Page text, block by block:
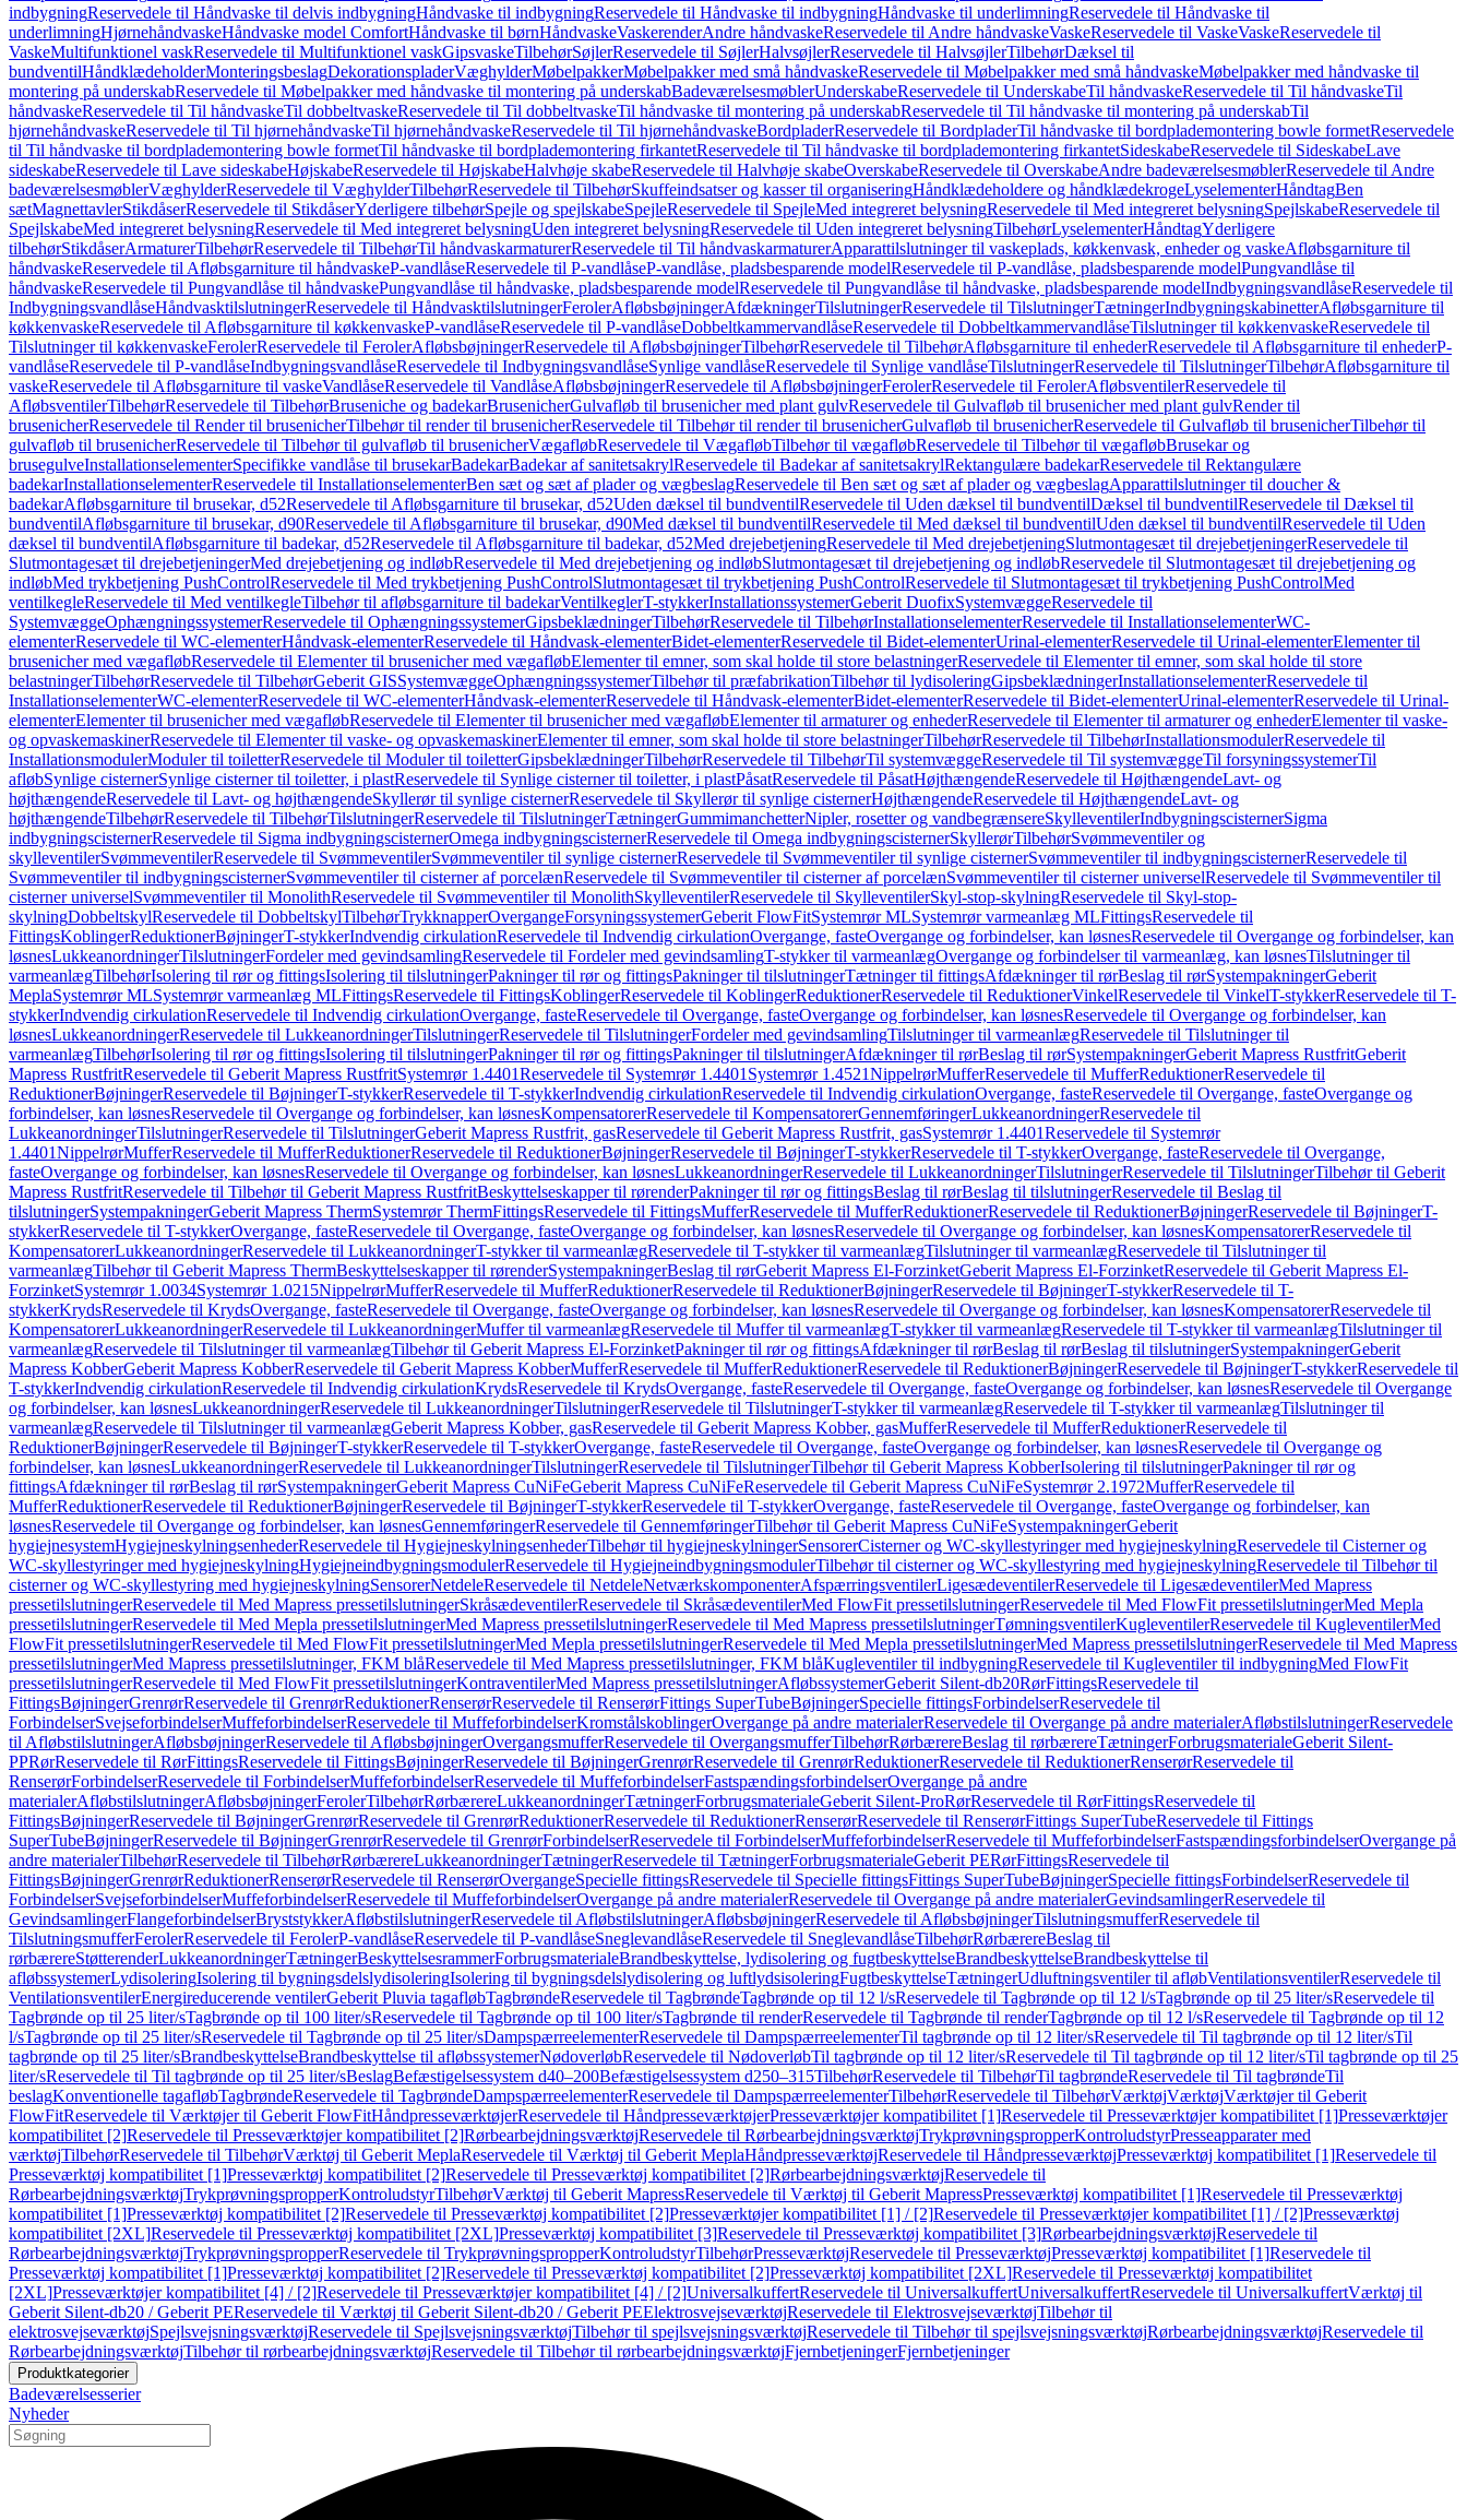
indbygningReservedele til Håndvaske til delvis indbygningHåndvaske til indbygningReservedele til Håndvaske til indbygningHåndvaske til underlimningReservedele til Håndvaske til
underlimningHjørnehåndvaskeHåndvaske model ComfortHåndvaske til børnHåndvaskeVaskerenderAndre håndvaskeReservedele til Andre håndvaskeVaskeReservedele til VaskeVaskeReservedele til
VaskeMultifunktionel vaskReservedele til Multifunktionel vaskGipsvaskeTilbehørSøjlerReservedele til SøjlerHalvsøjlerReservedele til HalvsøjlerTilbehørDæksel til
bundventilHåndklædeholderMonteringsbeslagDekorationspladerVæghylderMøbelpakkerMøbelpakker med små håndvaskeReservedele til Møbelpakker med små håndvaskeMøbelpakker med håndvaske til
montering på underskabReservedele til Møbelpakker med håndvaske til montering på underskabBadeværelsesmøblerUnderskabeReservedele til UnderskabeTil håndvaskeReservedele til Til håndvaskeTil
håndvaskeReservedele til Til håndvaskeTil dobbeltvaskeReservedele til Til dobbeltvaskeTil håndvaske til montering på underskabReservedele til Til håndvaske til montering på underskabTil
hjørnehåndvaskeReservedele til Til hjørnehåndvaskeTil hjørnehåndvaskeReservedele til Til hjørnehåndvaskeBordpladerReservedele til BordpladerTil håndvaske til bordplademontering bowle formetReservedele
til Til håndvaske til bordplademontering bowle formetTil håndvaske til bordplademontering firkantetReservedele til Til håndvaske til bordplademontering firkantetSideskabeReservedele til SideskabeLave
sideskabeReservedele til Lave sideskabeHøjskabeReservedele til HøjskabeHalvhøje skabeReservedele til Halvhøje skabeOverskabeReservedele til OverskabeAndre badeværelsesmøblerReservedele til Andre
badeværelsesmøblerVæghylderReservedele til VæghylderTilbehørReservedele til TilbehørSkuffeindsatser og kasser til organiseringHåndklædeholdere og håndklædekrogeLyselementerHåndtagBen
sætMagnettavlerStikdåserReservedele til StikdåserYderligere tilbehørSpejle og spejlskabeSpejleReservedele til SpejleMed integreret belysningReservedele til Med integreret belysningSpejlskabeReservedele til
SpejlskabeMed integreret belysningReservedele til Med integreret belysningUden integreret belysningReservedele til Uden integreret belysningTilbehørLyselementerHåndtagYderligere
tilbehørStikdåserArmaturerTilbehørReservedele til TilbehørTil håndvaskarmaturerReservedele til Til håndvaskarmaturerApparattilslutninger til vaskeplads, køkkenvask, enheder og vaskeAfløbsgarniture til
håndvaskeReservedele til Afløbsgarniture til håndvaskeP-vandlåseReservedele til P-vandlåseP-vandlåse, pladsbesparende modelReservedele til P-vandlåse, pladsbesparende modelPungvandlåse til
håndvaskeReservedele til Pungvandlåse til håndvaskePungvandlåse til håndvaske, pladsbesparende modelReservedele til Pungvandlåse til håndvaske, pladsbesparende modelIndbygningsvandlåseReservedele til
IndbygningsvandlåseHåndvasktilslutningerReservedele til HåndvasktilslutningerFerolerAfløbsbøjningerAfdækningerTilslutningerReservedele til TilslutningerTætningerIndbygningskabinetterAfløbsgarniture til
køkkenvaskeReservedele til Afløbsgarniture til køkkenvaskeP-vandlåseReservedele til P-vandlåseDobbeltkammervandlåseReservedele til DobbeltkammervandlåseTilslutninger til køkkenvaskeReservedele til
Tilslutninger til køkkenvaskeFerolerReservedele til FerolerAfløbsbøjningerReservedele til AfløbsbøjningerTilbehørReservedele til TilbehørAfløbsgarniture til enhederReservedele til Afløbsgarniture til enhederP-
vandlåseReservedele til P-vandlåseIndbygningsvandlåseReservedele til IndbygningsvandlåseSynlige vandlåseReservedele til Synlige vandlåseTilslutningerReservedele til TilslutningerTilbehørAfløbsgarniture til
vaskeReservedele til Afløbsgarniture til vaskeVandlåseReservedele til VandlåseAfløbsbøjningerReservedele til AfløbsbøjningerFerolerReservedele til FerolerAfløbsventilerReservedele til
AfløbsventilerTilbehørReservedele til TilbehørBruseniche og badekarBrusenicherGulvafløb til brusenicher med plant gulvReservedele til Gulvafløb til brusenicher med plant gulvRender til
brusenicherReservedele til Render til brusenicherTilbehør til render til brusenicherReservedele til Tilbehør til render til brusenicherGulvafløb til brusenicherReservedele til Gulvafløb til brusenicherTilbehør til
gulvafløb til brusenicherReservedele til Tilbehør til gulvafløb til brusenicherVægafløbReservedele til VægafløbTilbehør til vægafløbReservedele til Tilbehør til vægafløbBrusekar og
brusegulveInstallationselementerSpecifikke vandlåse til brusekarBadekarBadekar af sanitetsakrylReservedele til Badekar af sanitetsakrylRektangulære badekarReservedele til Rektangulære
badekarInstallationselementerReservedele til InstallationselementerBen sæt og sæt af plader og vægbeslagReservedele til Ben sæt og sæt af plader og vægbeslagApparattilslutninger til doucher &
badekarAfløbsgarniture til brusekar, d52Reservedele til Afløbsgarniture til brusekar, d52Uden dæksel til bundventilReservedele til Uden dæksel til bundventilDæksel til bundventilReservedele til Dæksel til
bundventilAfløbsgarniture til brusekar, d90Reservedele til Afløbsgarniture til brusekar, d90Med dæksel til bundventilReservedele til Med dæksel til bundventilUden dæksel til bundventilReservedele til Uden
dæksel til bundventilAfløbsgarniture til badekar, d52Reservedele til Afløbsgarniture til badekar, d52Med drejebetjeningReservedele til Med drejebetjeningSlutmontagesæt til drejebetjeningerReservedele til
Slutmontagesæt til drejebetjeningerMed drejebetjening og indløbReservedele til Med drejebetjening og indløbSlutmontagesæt til drejebetjening og indløbReservedele til Slutmontagesæt til drejebetjening og
indløbMed trykbetjening PushControlReservedele til Med trykbetjening PushControlSlutmontagesæt til trykbetjening PushControlReservedele til Slutmontagesæt til trykbetjening PushControlMed
ventilkegleReservedele til Med ventilkegleTilbehør til afløbsgarniture til badekarVentilkeglerT-stykkerInstallationssystemerGeberit DuofixSystemvæggeReservedele til
SystemvæggeOphængningssystemerReservedele til OphængningssystemerGipsbeklædningerTilbehørReservedele til TilbehørInstallationselementerReservedele til InstallationselementerWC-
elementerReservedele til WC-elementerHåndvask-elementerReservedele til Håndvask-elementerBidet-elementerReservedele til Bidet-elementerUrinal-elementerReservedele til Urinal-elementerElementer til
brusenicher med vægafløbReservedele til Elementer til brusenicher med vægafløbElementer til emner, som skal holde til store belastningerReservedele til Elementer til emner, som skal holde til store
belastningerTilbehørReservedele til TilbehørGeberit GISSystemvæggeOphængningssystemerTilbehør til præfabrikationTilbehør til lydisoleringGipsbeklædningerInstallationselementerReservedele til
InstallationselementerWC-elementerReservedele til WC-elementerHåndvask-elementerReservedele til Håndvask-elementerBidet-elementerReservedele til Bidet-elementerUrinal-elementerReservedele til Urinal-
elementerElementer til brusenicher med vægafløbReservedele til Elementer til brusenicher med vægafløbElementer til armaturer og enhederReservedele til Elementer til armaturer og enhederElementer til vaske-
og opvaskemaskinerReservedele til Elementer til vaske- og opvaskemaskinerElementer til emner, som skal holde til store belastningerTilbehørReservedele til TilbehørInstallationsmodulerReservedele til
InstallationsmodulerModuler til toiletterReservedele til Moduler til toiletterGipsbeklædningerTilbehørReservedele til TilbehørTil systemvæggeReservedele til Til systemvæggeTil forsyningssystemerTil
afløbSynlige cisternerSynlige cisterner til toiletter, i plastReservedele til Synlige cisterner til toiletter, i plastPåsatReservedele til PåsatHøjthængendeReservedele til HøjthængendeLavt- og
højthængendeReservedele til Lavt- og højthængendeSkyllerør til synlige cisternerReservedele til Skyllerør til synlige cisternerHøjthængendeReservedele til HøjthængendeLavt- og
højthængendeTilbehørReservedele til TilbehørTilslutningerReservedele til TilslutningerTætningerGummimanchetterNipler, rosetter og vandbegrænsereSkylleventilerIndbygningscisternerSigma
indbygningscisternerReservedele til Sigma indbygningscisternerOmega indbygningscisternerReservedele til Omega indbygningscisternerSkyllerørTilbehørSvømmeventiler og
skylleventilerSvømmeventilerReservedele til SvømmeventilerSvømmeventiler til synlige cisternerReservedele til Svømmeventiler til synlige cisternerSvømmeventiler til indbygningscisternerReservedele til
Svømmeventiler til indbygningscisternerSvømmeventiler til cisterner af porcelænReservedele til Svømmeventiler til cisterner af porcelænSvømmeventiler til cisterner universelReservedele til Svømmeventiler til
cisterner universelSvømmeventiler til MonolithReservedele til Svømmeventiler til MonolithSkylleventilerReservedele til SkylleventilerSkyl-stop-skylningReservedele til Skyl-stop-
skylningDobbeltskylReservedele til DobbeltskylTilbehørTrykknapperOvergangeForsyningssystemerGeberit FlowFitSystemrør MLSystemrør varmeanlæg MLFittingsReservedele til
FittingsKoblingerReduktionerBøjningerT-stykkerIndvendig cirkulationReservedele til Indvendig cirkulationOvergange, fasteOvergange og forbindelser, kan løsnesReservedele til Overgange og forbindelser, kan
løsnesLukkeanordningerTilslutningerFordeler med gevindsamlingReservedele til Fordeler med gevindsamlingT-stykker til varmeanlægOvergange og forbindelser til varmeanlæg, kan løsnesTilslutninger til
varmeanlægTilbehørIsolering til rør og fittingsIsolering til tilslutningerPakninger til rør og fittingsPakninger til tilslutningerTætninger til fittingsAfdækninger til rørBeslag til rørSystempakningerGeberit
MeplaSystemrør MLSystemrør varmeanlæg MLFittingsReservedele til FittingsKoblingerReservedele til KoblingerReduktionerReservedele til ReduktionerVinkelReservedele til VinkelT-stykkerReservedele til T-
stykkerIndvendig cirkulationReservedele til Indvendig cirkulationOvergange, fasteReservedele til Overgange, fasteOvergange og forbindelser, kan løsnesReservedele til Overgange og forbindelser, kan
løsnesLukkeanordningerReservedele til LukkeanordningerTilslutningerReservedele til TilslutningerFordeler med gevindsamlingTilslutninger til varmeanlægReservedele til Tilslutninger til
varmeanlægTilbehørIsolering til rør og fittingsIsolering til tilslutningerPakninger til rør og fittingsPakninger til tilslutningerAfdækninger til rørBeslag til rørSystempakningerGeberit Mapress RustfritGeberit
Mapress RustfritReservedele til Geberit Mapress RustfritSystemrør 1.4401Reservedele til Systemrør 1.4401 Systemrør 1.4521NippelrørMufferReservedele til MufferReduktionerReservedele til
ReduktionerBøjningerReservedele til BøjningerT-stykkerReservedele til T-stykkerIndvendig cirkulationReservedele til Indvendig cirkulationOvergange, fasteReservedele til Overgange, fasteOvergange og
forbindelser, kan løsnesReservedele til Overgange og forbindelser, kan løsnesKompensatorerReservedele til KompensatorerGennemføringerLukkeanordningerReservedele til
LukkeanordningerTilslutningerReservedele til TilslutningerGeberit Mapress Rustfrit, gasReservedele til Geberit Mapress Rustfrit, gasSystemrør 1.4401Reservedele til Systemrør
1.4401NippelrørMufferReservedele til MufferReduktionerReservedele til ReduktionerBøjningerReservedele til BøjningerT-stykkerReservedele til T-stykkerOvergange, fasteReservedele til Overgange,
fasteOvergange og forbindelser, kan løsnesReservedele til Overgange og forbindelser, kan løsnesLukkeanordningerReservedele til LukkeanordningerTilslutningerReservedele til TilslutningerTilbehør til Geberit
Mapress RustfritReservedele til Tilbehør til Geberit Mapress RustfritBeskyttelseskapper til rørenderPakninger til rør og fittingsBeslag til rørBeslag til tilslutningerReservedele til Beslag til
tilslutningerSystempakningerGeberit Mapress ThermSystemrør ThermFittingsReservedele til FittingsMufferReservedele til MufferReduktionerReservedele til ReduktionerBøjningerReservedele til BøjningerT-
stykkerReservedele til T-stykkerOvergange, fasteReservedele til Overgange, fasteOvergange og forbindelser, kan løsnesReservedele til Overgange og forbindelser, kan løsnesKompensatorerReservedele til
KompensatorerLukkeanordningerReservedele til LukkeanordningerT-stykker til varmeanlægReservedele til T-stykker til varmeanlægTilslutninger til varmeanlægReservedele til Tilslutninger til
varmeanlægTilbehør til Geberit Mapress ThermBeskyttelseskapper til rørenderSystempakningerBeslag til rørGeberit Mapress El-ForzinketGeberit Mapress El-ForzinketReservedele til Geberit Mapress El-
ForzinketSystemrør 1.0034Systemrør 1.0215NippelrørMufferReservedele til MufferReduktionerReservedele til ReduktionerBøjningerReservedele til BøjningerT-stykkerReservedele til T-
stykkerKrydsReservedele til KrydsOvergange, fasteReservedele til Overgange, fasteOvergange og forbindelser, kan løsnesReservedele til Overgange og forbindelser, kan løsnesKompensatorerReservedele til
KompensatorerLukkeanordningerReservedele til LukkeanordningerMuffer til varmeanlægReservedele til Muffer til varmeanlægT-stykker til varmeanlægReservedele til T-stykker til varmeanlægTilslutninger til
varmeanlægReservedele til Tilslutninger til varmeanlægTilbehør til Geberit Mapress El-ForzinketPakninger til rør og fittingsAfdækninger til rørBeslag til rørBeslag til tilslutningerSystempakningerGeberit
Mapress KobberGeberit Mapress KobberReservedele til Geberit Mapress KobberMufferReservedele til MufferReduktionerReservedele til ReduktionerBøjningerReservedele til BøjningerT-stykkerReservedele til
T-stykkerIndvendig cirkulationReservedele til Indvendig cirkulationKrydsReservedele til KrydsOvergange, fasteReservedele til Overgange, fasteOvergange og forbindelser, kan løsnesReservedele til Overgange
og forbindelser, kan løsnesLukkeanordningerReservedele til LukkeanordningerTilslutningerReservedele til TilslutningerT-stykker til varmeanlægReservedele til T-stykker til varmeanlægTilslutninger til
varmeanlægReservedele til Tilslutninger til varmeanlægGeberit Mapress Kobber, gasReservedele til Geberit Mapress Kobber, gasMufferReservedele til MufferReduktionerReservedele til
ReduktionerBøjningerReservedele til BøjningerT-stykkerReservedele til T-stykkerOvergange, fasteReservedele til Overgange, fasteOvergange og forbindelser, kan løsnesReservedele til Overgange og
forbindelser, kan løsnesLukkeanordningerReservedele til LukkeanordningerTilslutningerReservedele til TilslutningerTilbehør til Geberit Mapress KobberIsolering til tilslutningerPakninger til rør og
fittingsAfdækninger til rørBeslag til rørSystempakningerGeberit Mapress CuNiFeGeberit Mapress CuNiFeReservedele til Geberit Mapress CuNiFeSystemrør 2.1972MufferReservedele til
MufferReduktionerReservedele til ReduktionerBøjningerReservedele til BøjningerT-stykkerReservedele til T-stykkerOvergange, fasteReservedele til Overgange, fasteOvergange og forbindelser, kan
løsnesReservedele til Overgange og forbindelser, kan løsnesGennemføringerReservedele til GennemføringerTilbehør til Geberit Mapress CuNiFeSystempakningerGeberit
hygiejnesystemHygiejneskylningsenhederReservedele til HygiejneskylningsenhederTilbehør til hygiejneskylningerSensorerCisterner og WC-skyllestyringer med hygiejneskylningReservedele til Cisterner og
WC-skyllestyringer med hygiejneskylningHygiejneindbygningsmodulerReservedele til HygiejneindbygningsmodulerTilbehør til cisterner og WC-skyllestyring med hygiejneskylningReservedele til Tilbehør til
cisterner og WC-skyllestyring med hygiejneskylningSensorerNetdeleReservedele til NetdeleNetværkskomponenterAfspærringsventilerLigesædeventilerReservedele til LigesædeventilerMed Mapress
pressetilslutningerReservedele til Med Mapress pressetilslutningerSkråsædeventilerReservedele til SkråsædeventilerMed FlowFit pressetilslutningerReservedele til Med FlowFit pressetilslutningerMed Mepla
pressetilslutningerReservedele til Med Mepla pressetilslutningerMed Mapress pressetilslutningerReservedele til Med Mapress pressetilslutningerTømningsventilerKugleventilerReservedele til KugleventilerMed
FlowFit pressetilslutningerReservedele til Med FlowFit pressetilslutningerMed Mepla pressetilslutningerReservedele til Med Mepla pressetilslutningerMed Mapress pressetilslutningerReservedele til Med Mapress
pressetilslutningerMed Mapress pressetilslutninger, FKM blåReservedele til Med Mapress pressetilslutninger, FKM blåKugleventiler til indbygningReservedele til Kugleventiler til indbygningMed FlowFit
pressetilslutningerReservedele til Med FlowFit pressetilslutningerKontraventilerMed Mapress pressetilslutningerAfløbssystemerGeberit Silent-db20RørFittingsReservedele til
FittingsBøjningerGrenrørReservedele til GrenrørReduktionerRenserørReservedele til RenserørFittings SuperTubeBøjningerSpecielle fittingsForbindelserReservedele til
ForbindelserSvejseforbindelserMuffeforbindelserReservedele til MuffeforbindelserKromstålskoblingerOvergange på andre materialerReservedele til Overgange på andre materialerAfløbstilslutningerReservedele
til AfløbstilslutningerAfløbsbøjningerReservedele til AfløbsbøjningerOvergangsmufferReservedele til OvergangsmufferTilbehørRørbærereBeslag til rørbærereTætningerForbrugsmaterialeGeberit Silent-
PPRørReservedele til RørFittingsReservedele til FittingsBøjningerReservedele til BøjningerGrenrørReservedele til GrenrørReduktionerReservedele til ReduktionerRenserørReservedele til
RenserørForbindelserReservedele til ForbindelserMuffeforbindelserReservedele til MuffeforbindelserFastspændingsforbindelserOvergange på andre
materialerAfløbstilslutningerAfløbsbøjningerFerolerTilbehørRørbærereLukkeanordningerTætningerForbrugsmaterialeGeberit Silent-ProRørReservedele til RørFittingsReservedele til
FittingsBøjningerReservedele til BøjningerGrenrørReservedele til GrenrørReduktionerReservedele til ReduktionerRenserørReservedele til RenserørFittings SuperTubeReservedele til Fittings
SuperTubeBøjningerReservedele til BøjningerGrenrørReservedele til GrenrørForbindelserReservedele til ForbindelserMuffeforbindelserReservedele til MuffeforbindelserFastspændingsforbindelserOvergange på
andre materialerTilbehørReservedele til TilbehørRørbærereLukkeanordningerTætningerReservedele til TætningerForbrugsmaterialeGeberit PERørFittingsReservedele til
FittingsBøjningerGrenrørReduktionerRenserørReservedele til RenserørOvergangeSpecielle fittingsReservedele til Specielle fittingsFittings SuperTubeBøjningerSpecielle fittingsForbindelserReservedele til
ForbindelserSvejseforbindelserMuffeforbindelserReservedele til MuffeforbindelserOvergange på andre materialerReservedele til Overgange på andre materialerGevindsamlingerReservedele til
GevindsamlingerFlangeforbindelserBryststykkerAfløbstilslutningerReservedele til AfløbstilslutningerAfløbsbøjningerReservedele til AfløbsbøjningerTilslutningsmufferReservedele til
TilslutningsmufferFerolerReservedele til FerolerP-vandlåseReservedele til P-vandlåseSneglevandlåseReservedele til SneglevandlåseTilbehørRørbærereBeslag til
rørbærereStøtterenderLukkeanordningerTætningerBeskyttelsesrammerForbrugsmaterialeBrandbeskyttelse, lydisolering og fugtbeskyttelseBrandbeskyttelseBrandbeskyttelse til
afløbssystemerLydisoleringIsolering til bygningsdelslydisoleringIsolering til bygningsdelslydisolering og luftlydsisoleringFugtbeskyttelseTætningerUdluftningsventiler til afløbVentilationsventilerReservedele til
VentilationsventilerEnergireducerende ventilerGeberit Pluvia tagafløbTagbrøndeReservedele til TagbrøndeTagbrønde op til 12 l/sReservedele til Tagbrønde op til 12 l/sTagbrønde op til 25 liter/sReservedele til
Tagbrønde op til 25 liter/sTagbrønde op til 100 liter/sReservedele til Tagbrønde op til 100 liter/sTagbrønde til renderReservedele til Tagbrønde til renderTagbrønde op til 12 l/sReservedele til Tagbrønde op til 12
l/sTagbrønde op til 25 liter/sReservedele til Tagbrønde op til 25 liter/sDampspærreelementerReservedele til DampspærreelementerTil tagbrønde op til 12 liter/sReservedele til Til tagbrønde op til 12 liter/sTil
tagbrønde op til 25 liter/sBrandbeskyttelseBrandbeskyttelse til afløbssystemerNødoverløbReservedele til NødoverløbTil tagbrønde op til 12 liter/sReservedele til Til tagbrønde op til 12 liter/sTil tagbrønde op til 25
liter/sReservedele til Til tagbrønde op til 25 liter/sBeslagBefæstigelsessystem d40–200Befæstigelsessystem d250–315TilbehørReservedele til TilbehørTil tagbrøndeReservedele til Til tagbrøndeTil
beslagKonventionelle tagafløbTagbrøndeReservedele til TagbrøndeDampspærreelementerReservedele til DampspærreelementerTilbehørReservedele til TilbehørVærktøjVærktøjVærktøjer til Geberit
FlowFitReservedele til Værktøjer til Geberit FlowFitHåndpresseværktøjerReservedele til HåndpresseværktøjerPresseværktøjer kompatibilitet [1]Reservedele til Presseværktøjer kompatibilitet [1]Presseværktøjer
kompatibilitet [2]Reservedele til Presseværktøjer kompatibilitet [2]RørbearbejdningsværktøjReservedele til RørbearbejdningsværktøjTrykprøvningspropperKontroludstyrPresseapparater med
værktøjTilbehørReservedele til TilbehørVærktøj til Geberit MeplaReservedele til Værktøj til Geberit MeplaHåndpresseværktøjReservedele til HåndpresseværktøjPresseværktøj kompatibilitet [1]Reservedele til
Presseværktøj kompatibilitet [1]Presseværktøj kompatibilitet [2]Reservedele til Presseværktøj kompatibilitet [2]RørbearbejdningsværktøjReservedele til
RørbearbejdningsværktøjTrykprøvningspropperKontroludstyrTilbehørVærktøj til Geberit MapressReservedele til Værktøj til Geberit MapressPresseværktøj kompatibilitet [1]Reservedele til Presseværktøj
kompatibilitet [1]Presseværktøj kompatibilitet [2]Reservedele til Presseværktøj kompatibilitet [2]Presseværktøjer kompatibilitet [1] / [2]Reservedele til Presseværktøjer kompatibilitet [1] / [2]Presseværktøj
kompatibilitet [2XL]Reservedele til Presseværktøj kompatibilitet [2XL]Presseværktøj kompatibilitet [3]Reservedele til Presseværktøj kompatibilitet [3]RørbearbejdningsværktøjReservedele til
RørbearbejdningsværktøjTrykprøvningspropperReservedele til TrykprøvningspropperKontroludstyrTilbehørPresseværktøjReservedele til PresseværktøjPresseværktøj kompatibilitet [1]Reservedele til
Presseværktøj kompatibilitet [1]Presseværktøj kompatibilitet [2]Reservedele til Presseværktøj kompatibilitet [2]Presseværktøj kompatibilitet [2XL]Reservedele til Presseværktøj kompatibilitet
[2XL]Presseværktøjer kompatibilitet [4] / [2]Reservedele til Presseværktøjer kompatibilitet [4] / [2]UniversalkuffertReservedele til UniversalkuffertUniversalkuffertReservedele til UniversalkuffertVærktøj til
Geberit Silent-db20 / Geberit PEReservedele til Værktøj til Geberit Silent-db20 / Geberit PEElektrosvejseværktøjReservedele til ElektrosvejseværktøjTilbehør til
elektrosvejseværktøjSpejlsvejsningsværktøjReservedele til SpejlsvejsningsværktøjTilbehør til spejlsvejsningsværktøjReservedele til Tilbehør til spejlsvejsningsværktøjRørbearbejdningsværktøjReservedele til
RørbearbejdningsværktøjTilbehør til rørbearbejdningsværktøjReservedele til Tilbehør til rørbearbejdningsværktøjFjernbetjeningerFjernbetjeninger
Produktkategorier
Badeværelsesserier
Nyheder